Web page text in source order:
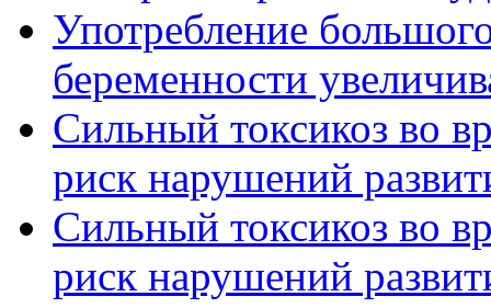
Употребление
беременности
Сильный токсикоз во
риск нарушений
Сильный токсикоз во
риск нарушений